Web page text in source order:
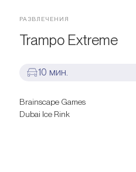
РАЗВЛЕЧЕНИЯ
Trampo Extreme
10 мин.
Brainscape Games
Dubai Ice Rink